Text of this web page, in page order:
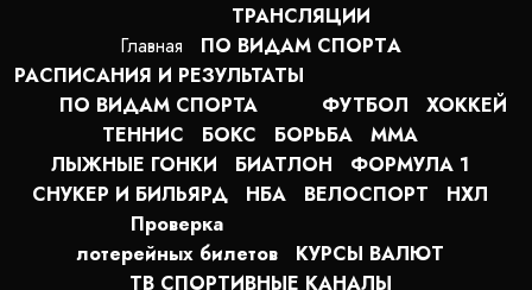
Главная
ТРАНСЛЯЦИИ
ПО ВИДАМ СПОРТA
РАСПИСАНИЯ И РЕЗУЛЬТАТЫ
ПО ВИДАМ СПОРТА
ФУТБОЛ
ХОККЕЙ
ТЕННИС
БОКС БОРЬБА
MMA
ЛЫЖНЫЕ ГОНКИ
БИАТЛОН
ФОРМУЛА 1
СНУКЕР И БИЛЬЯРД
НБА ВЕЛОСПОРТ
НХЛ
Проверка
лотерейных билетов
КУРСЫ ВАЛЮТ
ТВ СПОРТИВНЫЕ КАНАЛЫ